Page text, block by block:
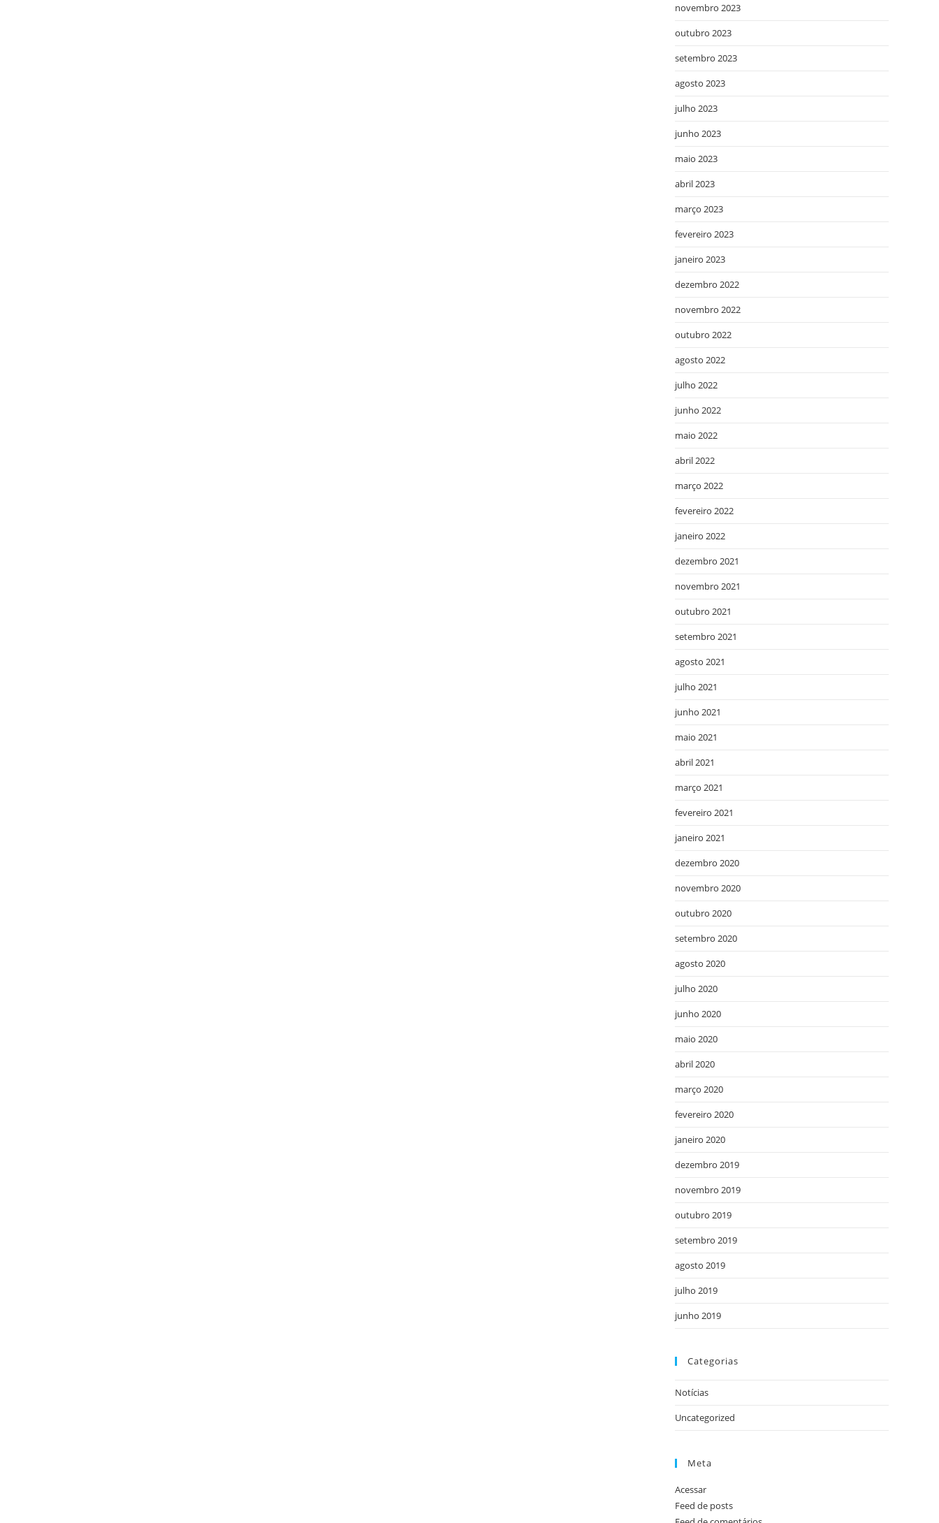
novembro 2023
outubro 2023
setembro 2023
agosto 2023
julho 2023
junho 2023
maio 2023
abril 2023
março 2023
fevereiro 2023
janeiro 2023
dezembro 2022
novembro 2022
outubro 2022
agosto 2022
julho 2022
junho 2022
maio 2022
abril 2022
março 2022
fevereiro 2022
janeiro 2022
dezembro 2021
novembro 2021
outubro 2021
setembro 2021
agosto 2021
julho 2021
junho 2021
maio 2021
abril 2021
março 2021
fevereiro 2021
janeiro 2021
dezembro 2020
novembro 2020
outubro 2020
setembro 2020
agosto 2020
julho 2020
junho 2020
maio 2020
abril 2020
março 2020
fevereiro 2020
janeiro 2020
dezembro 2019
novembro 2019
outubro 2019
setembro 2019
agosto 2019
julho 2019
junho 2019
Categorias
Notícias
Uncategorized
Meta
Acessar
Feed de posts